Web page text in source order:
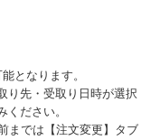
となります。
り先・受取り日時が選択
ださい。
までは【注文変更】タブ